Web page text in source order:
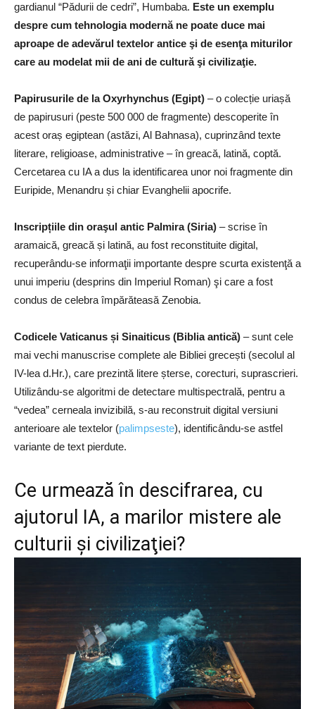
gardianul “Pădurii de cedri”, Humbaba. Este un exemplu
despre cum tehnologia modernă ne poate duce mai
aproape de adevărul textelor antice şi de esenţa miturilor
care au modelat mii de ani de cultură şi civilizaţie.
Papirusurile de la Oxyrhynchus (Egipt) – o colecție uriașă
de papirusuri (peste 500 000 de fragmente) descoperite în
acest oraș egiptean (astăzi, Al Bahnasa), cuprinzând texte
literare, religioase, administrative – în greacă, latină, coptă.
Cercetarea cu IA a dus la identificarea unor noi fragmente din
Euripide, Menandru și chiar Evanghelii apocrife.
Inscripțiile din oraşul antic Palmira (Siria) – scrise în
aramaică, greacă și latină, au fost reconstituite digital,
recuperându-se informaţii importante despre scurta existenţă a
unui imperiu (desprins din Imperiul Roman) şi care a fost
condus de celebra împărăteasă Zenobia.
Codicele Vaticanus și Sinaiticus (Biblia antică) – sunt cele
mai vechi manuscrise complete ale Bibliei grecești (secolul al
IV-lea d.Hr.), care prezintă litere șterse, corecturi, suprascrieri.
Utilizându-se algoritmi de detectare multispectrală, pentru a
“vedea” cerneala invizibilă, s-au reconstruit digital versiuni
anterioare ale textelor (palimpseste), identificându-se astfel
variante de text pierdute.
Ce urmează în descifrarea, cu
ajutorul IA, a marilor mistere ale
culturii şi civilizaţiei?